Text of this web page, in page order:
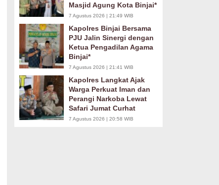
Masjid Agung Kota Binjai*
7 Agustus 2026 | 21:49 WIB
Kapolres Binjai Bersama
PJU Jalin Sinergi dengan
Ketua Pengadilan Agama
Binjai*
7 Agustus 2026 | 21:41 WIB
Kapolres Langkat Ajak
Warga Perkuat Iman dan
Perangi Narkoba Lewat
Safari Jumat Curhat
7 Agustus 2026 | 20:58 WIB